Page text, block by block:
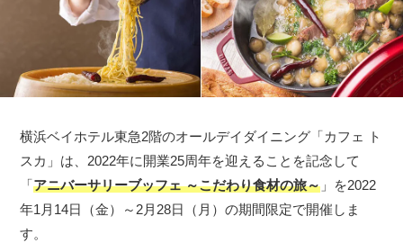
横浜ベイホテル東急2階のオールデイダイニング「カフェ ト
スカ」は、2022年に開業25周年を迎えることを記念して
「アニバーサリーブッフェ ～こだわり食材の旅～ 」を2022
年1月14日（金）～2月28日（月）の期間限定で開催しま
す。